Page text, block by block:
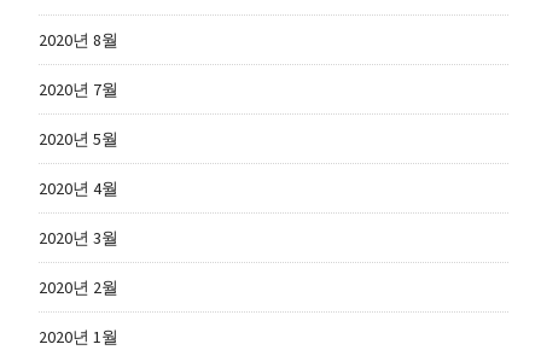
2020년 8월
2020년 7월
2020년 5월
2020년 4월
2020년 3월
2020년 2월
2020년 1월